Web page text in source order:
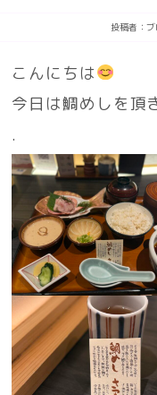
投稿者： ブ
こんにちは
今日は鯛めしを頂
.